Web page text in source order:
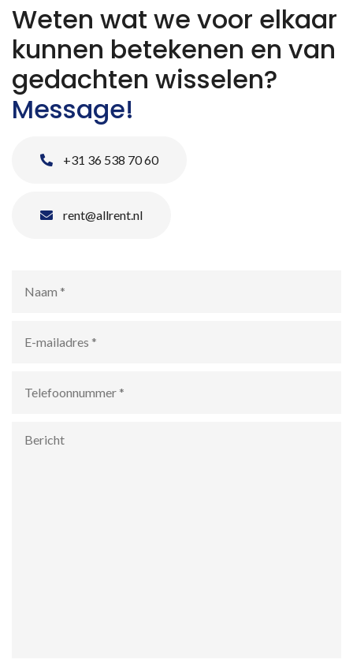
Weten wat we voor elkaar
kunnen betekenen en van
gedachten wisselen?
Message!
+31 36 538 70 60
rent@allrent.nl
mailadres *